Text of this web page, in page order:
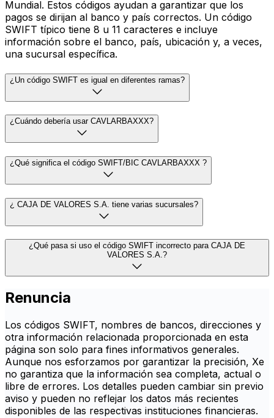
Mundial. Estos códigos ayudan a garantizar que los
pagos se dirijan al banco y país correctos. Un código
SWIFT típico tiene 8 u 11 caracteres e incluye
información sobre el banco, país, ubicación y, a veces,
una sucursal específica.
¿Un código SWIFT es igual en diferentes ramas?
¿Cuándo debería usar CAVLARBAXXX?
¿Qué significa el código SWIFT/BIC CAVLARBAXXX ?
¿ CAJA DE VALORES S.A. tiene varias sucursales?
¿Qué pasa si uso el código SWIFT incorrecto para CAJA DE
VALORES S.A.?
Renuncia
Los códigos SWIFT, nombres de bancos, direcciones y
otra información relacionada proporcionada en esta
página son solo para fines informativos generales.
Aunque nos esforzamos por garantizar la precisión, Xe
no garantiza que la información sea completa, actual o
libre de errores. Los detalles pueden cambiar sin previo
aviso y pueden no reflejar los datos más recientes
disponibles de las respectivas instituciones financieras.